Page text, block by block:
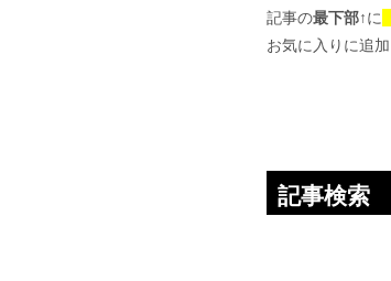
ー
シ
記事の最下部↑に
お気に入りに追
記事検索